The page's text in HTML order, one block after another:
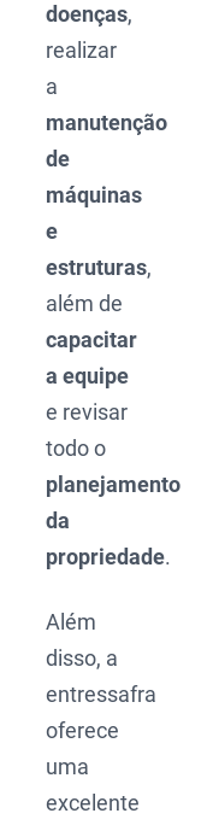
doenças,
realizar
a
manutenção
de
máquinas
e
estruturas,
além de
capacitar
a equipe
e revisar
todo o
planejamento
da
propriedade.
Além
disso, a
entressafra
oferece
uma
excelente